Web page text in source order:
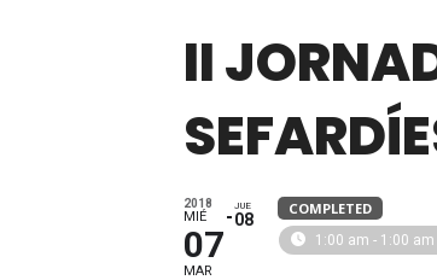
II
2018
MIÉ
07
MAR
JUE
08
COMPLETED
1:00 am - 1:00 am